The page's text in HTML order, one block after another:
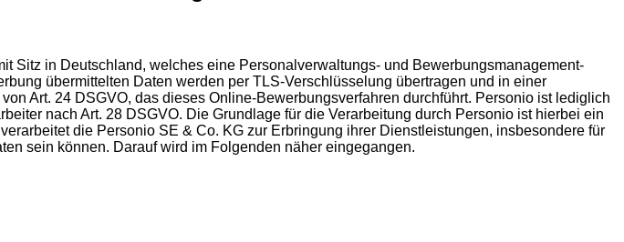
Sitz in Deutschland, welches eine Personalverwaltungs- und Bewerbungsmanagement-
übermittelten Daten werden per TLS-Verschlüsselung übertragen und in einer
Art. 24 DSGVO, das dieses Online-Bewerbungsverfahren durchführt. Personio ist lediglich
nach Art. 28 DSGVO. Die Grundlage für die Verarbeitung durch Personio ist hierbei ein
die Personio SE & Co. KG zur Erbringung ihrer Dienstleistungen, insbesondere für
sein können. Darauf wird im Folgenden näher eingegangen.